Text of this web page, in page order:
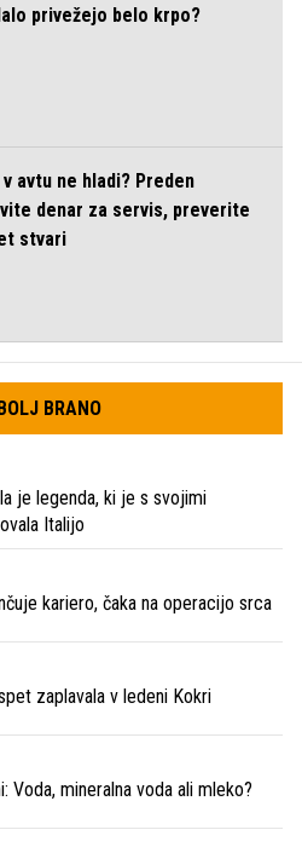
privežejo belo krpo?
v avtu ne hladi? Preden
denar za servis, preverite
stvari
BRANO
je legenda, ki je s svojimi
Italijo
kariero, čaka na operacijo srca
zaplavala v ledeni Kokri
Voda, mineralna voda ali mleko?